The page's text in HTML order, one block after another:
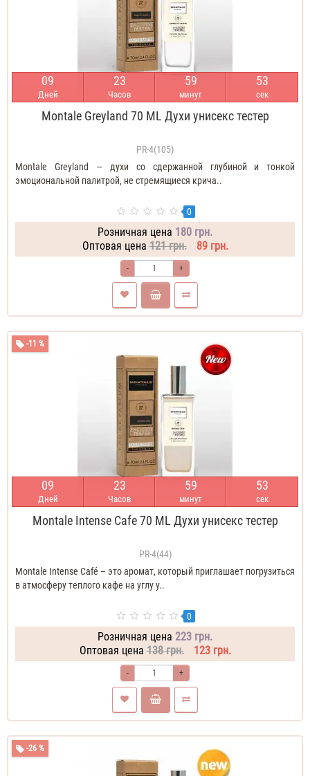
09
Дней
23
Часов
59
минут
52
сек
Montale Greyland 70 ML Духи унисекс тестер
PR-4(105)
Montale Greyland — духи со сдержанной глубиной и тонкой
эмоциональной палитрой, не стремящиеся крича..
0
Розничная цена 180 грн.
Оптовая цена 121 грн. 89 грн.
- +
-11 %
09
Дней
23
Часов
59
минут
52
сек
Montale Intense Cafe 70 ML Духи унисекс тестер
PR-4(44)
Montale Intense Café – это аромат, который приглашает погрузиться
в атмосферу теплого кафе на углу у..
0
Розничная цена 223 грн.
Оптовая цена 138 грн. 123 грн.
- +
-26 %